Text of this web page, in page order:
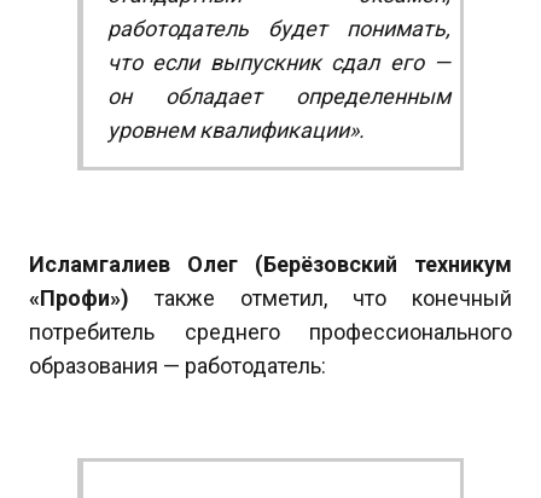
работодатель будет понимать,
что если выпускник сдал его —
он обладает определенным
уровнем квалификации».
Исламгалиев Олег (Берёзовский техникум
«Профи») также отметил, что конечный
потребитель среднего профессионального
образования — работодатель: